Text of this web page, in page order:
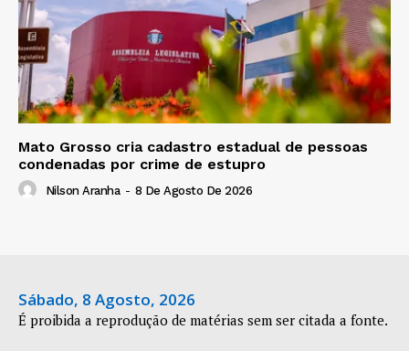
Mato Grosso cria cadastro estadual de pessoas
condenadas por crime de estupro
Nilson Aranha - 8 De Agosto De 2026
Sábado, 8 Agosto, 2026
É proibida a reprodução de matérias sem ser citada a fonte.